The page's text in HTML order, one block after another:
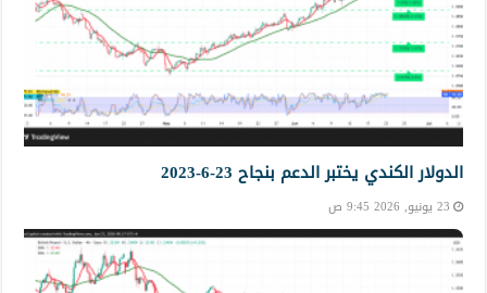
الدولار الكندي يختبر الدعم بنجاح 23-6-2023
23 يونيو, 2026 9:45 ص